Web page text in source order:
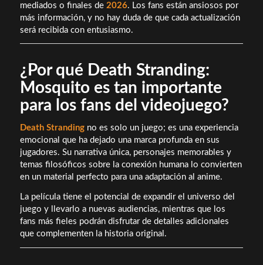
mediados o finales de 2026. Los fans están ansiosos por
más información, y no hay duda de que cada actualización
será recibida con entusiasmo.
¿Por qué Death Stranding:
Mosquito es tan importante
para los fans del videojuego?
Death Strandingno es solo un juego; es una experiencia
emocional que ha dejado una marca profunda en sus
jugadores. Su narrativa única, personajes memorables y
temas filosóficos sobre la conexión humana lo convierten
en un material perfecto para una adaptación al anime.
La película tiene el potencial de expandir el universo del
juego y llevarlo a nuevas audiencias, mientras que los
fans más fieles podrán disfrutar de detalles adicionales
que complementen la historia original.